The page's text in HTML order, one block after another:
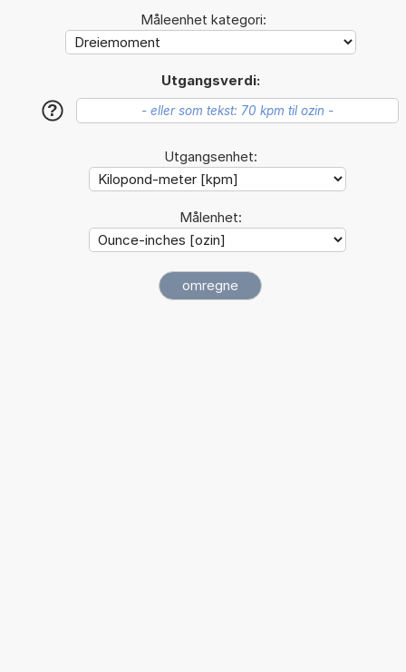
Måleenhet kategori:
Utgangsverdi:
?
Utgangsenhet:
Målenhet: